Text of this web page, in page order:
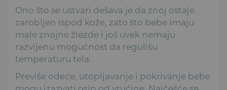
Ono što se ustvari dešava je da znoj ostaje
zarobljen ispod kože, zato što bebe imaju
male znojne žlezde i još uvek nemaju
razvijenu mogućnost da regulišu
temperaturu tela.
Previše odeće, utopljavanje i pokrivanje bebe